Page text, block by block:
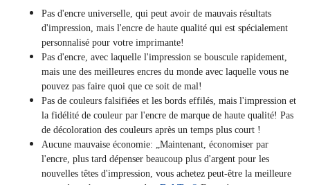
Pas d'encre universelle, qui peut avoir de mauvais résultats
d'impression, mais l'encre de haute qualité qui est spécialement
personnalisé pour votre imprimante!
Pas d'encre, avec laquelle l'impression se bouscule rapidement,
mais une des meilleures encres du monde avec laquelle vous ne
pouvez pas faire quoi que ce soit de mal!
Pas de couleurs falsifiées et les bords effilés, mais l'impression et
la fidélité de couleur par l'encre de marque de haute qualité! Pas
de décoloration des couleurs après un temps plus court !
Aucune mauvaise économie: „Maintenant, économiser par
l'encre, plus tard dépenser beaucoup plus d'argent pour les
nouvelles têtes d'impression, vous achetez peut-être la meilleure